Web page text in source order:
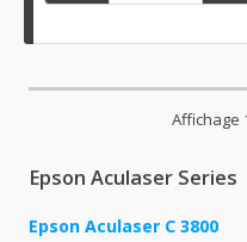
Affichage
Epson Aculaser Series
Epson Aculaser C 3800